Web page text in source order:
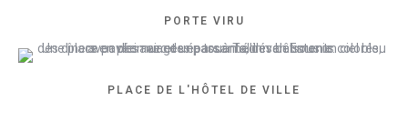
PORTE VIRU
PLACE DE L'HÔTEL DE VILLE